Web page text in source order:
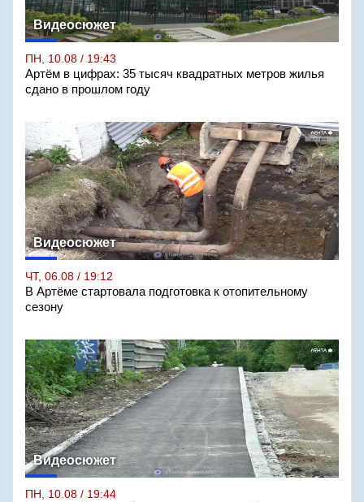
Видеосюжет
ПН, 10.08 / 19:43
Артём в цифрах: 35 тысяч квадратных метров жилья
сдано в прошлом году
Видеосюжет
ЧТ, 06.08 / 19:12
В Артёме стартовала подготовка к отопительному
сезону
Видеосюжет
ПН, 10.08 / 19:44